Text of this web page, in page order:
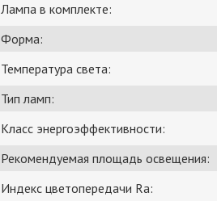
Лампа в комплекте:
Форма:
Температура света:
Тип ламп:
Класс энергоэффективности:
Рекомендуемая площадь освещения:
Индекс цветопередачи Ra: